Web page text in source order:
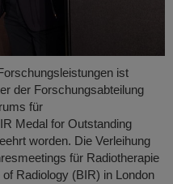
ist
der Forschungsabteilung
für
Medal for Outstanding
worden. Die Verleihung
für Radiotherapie
Radiology (BIR) in London